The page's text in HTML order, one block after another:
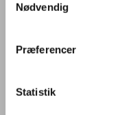
Nødvendig
Præferencer
Statistik